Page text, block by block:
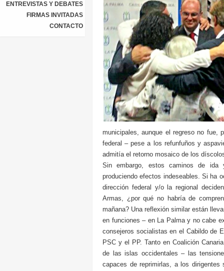
ENTREVISTAS Y DEBATES
FIRMAS INVITADAS
CONTACTO
municipales, aunque el regreso no fue,
federal – pese a los refunfuños y
admitía el retorno mosaico de los
Sin embargo, estos caminos de ida
produciendo efectos indeseables. Si ha
dirección federal y/o la regional
Armas, ¿por qué no habría de
mañana? Una reflexión similar están
en funciones – en La Palma y no cabe
consejeros socialistas en el Cabildo de
PSC y el PP. Tanto en Coalición
de las islas occidentales – las
capaces de reprimirlas, a los